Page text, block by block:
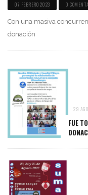
07 FEBRERO 2023 0
Con una masiva
donación
29
FUE